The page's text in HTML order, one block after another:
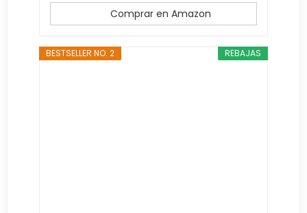
Comprar en Amazon
REBAJAS
BESTSELLER NO. 2